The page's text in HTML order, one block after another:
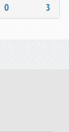
0 3